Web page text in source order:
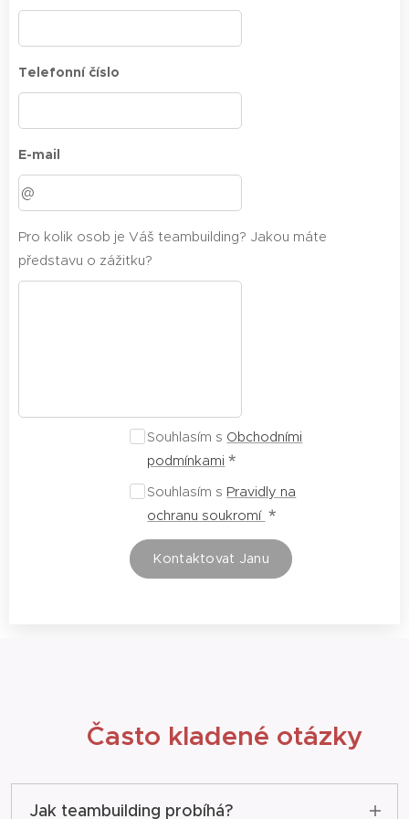
Telefonní číslo
E-mail
Pro kolik osob je Váš teambuilding? Jakou máte
představu o zážitku?
Souhlasím s Obchodními
podmínkami
Souhlasím s Pravidly na
ochranu soukromí
Kontaktovat Janu
💬 Často kladené otázky
Jak teambuilding probíhá?